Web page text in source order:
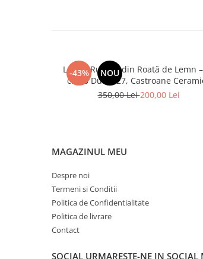
-43% NOU
Lustră Rustică din Roată de Lemn
cm, 3 Dulii E27, Castroane
Tradiționale wenge
350,00 Lei200,00 Lei
MAGAZINUL MEU
Despre noi
Termeni si Conditii
Politica de Confidentialitate
Politica de livrare
Contact
SOCIAL URMARESTE-NE IN SOCIAL